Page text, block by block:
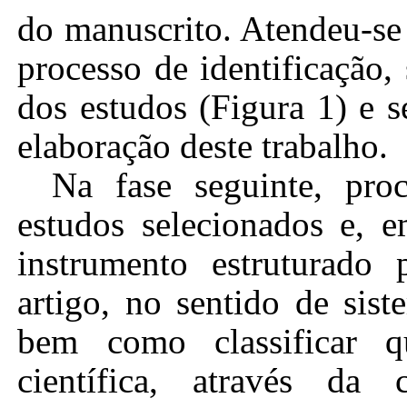
do manuscrito. Atendeu-
processo de
dos estudos (Figura 1) e
elaboração deste trabalho.
Na fase seguinte,
estudos selecionados e,
instrumento
artigo, no sentido de
bem como classificar
científica, através da